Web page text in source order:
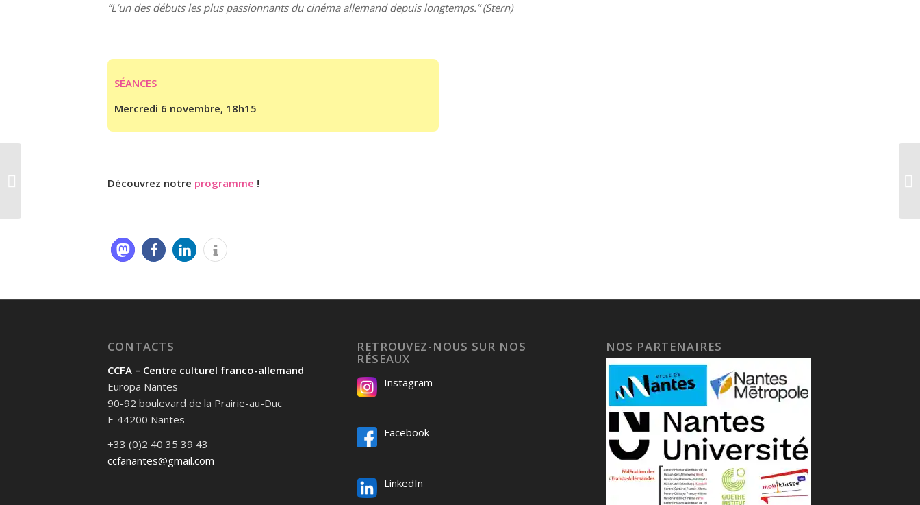
“L’un des débuts les plus passionnants du cinéma allemand depuis longtemps.” (Stern)
SÉANCES
Mercredi 6 novembre, 18h15
Découvrez notre programme !
CONTACTS
CCFA – Centre culturel franco-allemand
Europa Nantes
90-92 boulevard de la Prairie-au-Duc
F-44200 Nantes
+33 (0)2 40 35 39 43
ccfanantes@gmail.com
RETROUVEZ-NOUS SUR NOS
RÉSEAUX
Instagram
Facebook
LinkedIn
NOS PARTENAIRES
MÜNTER & KANDINSKY